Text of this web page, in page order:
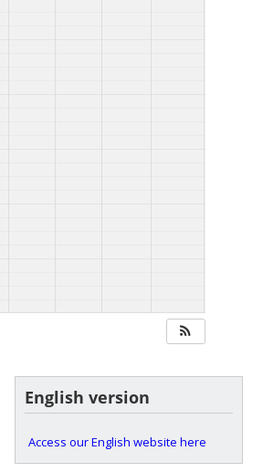
English version
Access our English website here